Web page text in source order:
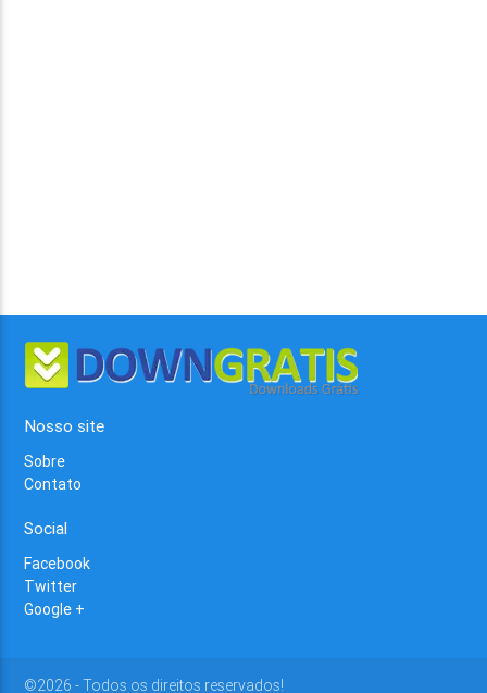
Nosso site
Sobre
Contato
Social
Facebook
Twitter
Google +
©2026 - Todos os direitos reservados!